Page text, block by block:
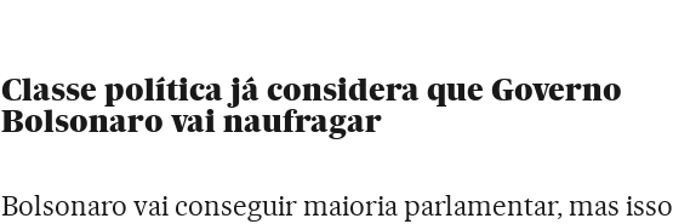
Classe política já considera que Governo
Bolsonaro vai naufragar
Bolsonaro vai conseguir maioria parlamentar, mas isso